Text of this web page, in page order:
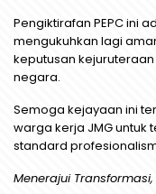
Pengiktirafan PEPC ini
mengukuhkan lagi
keputusan
negara.
Semoga kejayaan ini
warga kerja JMG untuk
standard
Menerajui